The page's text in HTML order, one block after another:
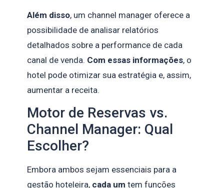
Além disso, um channel manager oferece a
possibilidade de analisar relatórios
detalhados sobre a performance de cada
canal de venda. Com essas informações, o
hotel pode otimizar sua estratégia e, assim,
aumentar a receita.
Motor de Reservas vs.
Channel Manager: Qual
Escolher?
Embora ambos sejam essenciais para a
gestão hoteleira, cada um tem funções